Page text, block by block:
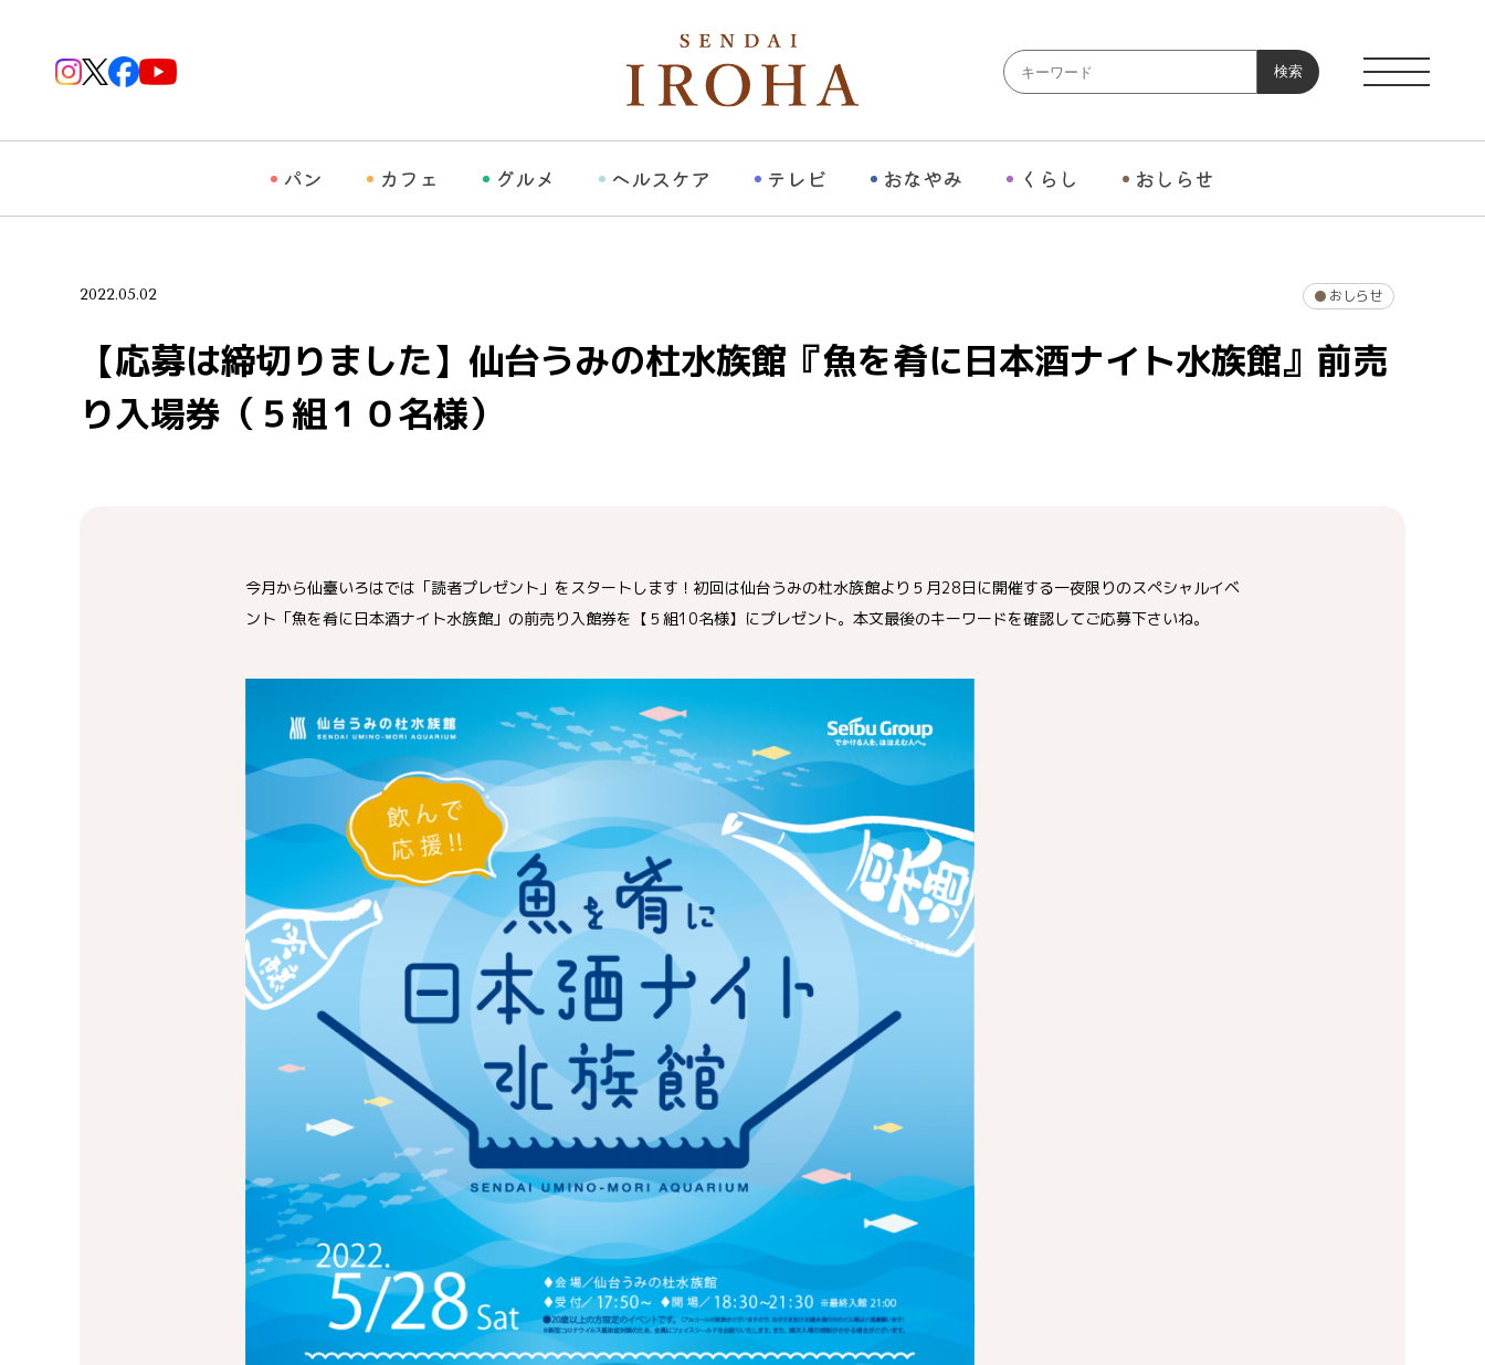
検索
パン カフェ グルメ ヘルスケア テレビ おなやみ くらし おしらせ
2022.05.02 おしらせ
【応募は締切りました】仙台うみの杜水族館『魚を肴に日本酒ナイト水族館』前売
り入場券（５組１０名様）
今月から仙臺いろはでは「読者プレゼント」をスタートします！初回は仙台うみの杜水族館より５月28日に開催する一夜限りのスペシャルイベ
ント「魚を肴に日本酒ナイト水族館」の前売り入館券を【５組10名様】にプレゼント。本文最後のキーワードを確認してご応募下さいね。